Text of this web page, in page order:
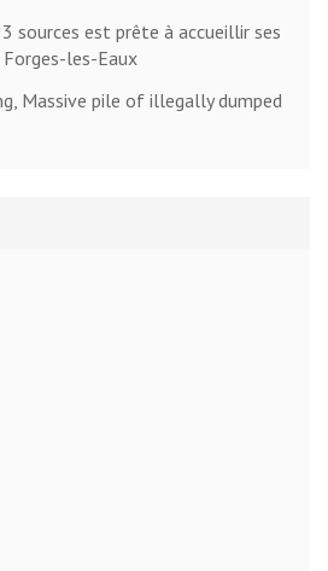
sources est prête à accueillir ses
les-Eaux
Massive pile of illegally dumped